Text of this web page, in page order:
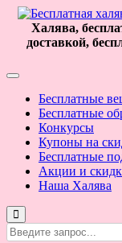
Халява,
доставкой,
Бесплатные
Бесплатные
Конкурсы
Купоны на
Бесплатные
Акции и
Наша Халява